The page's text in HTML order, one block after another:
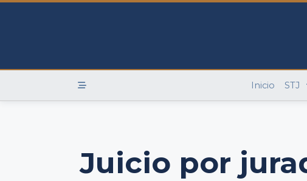
Skip
Inicio STJ
Juicio por